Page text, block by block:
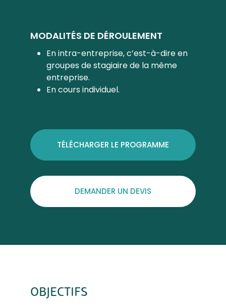
MODALITÉS DE DÉROULEMENT
En intra-entreprise, c’est-à-dire en
groupes de stagiaire de la même
entreprise.
En cours individuel.
TÉLÉCHARGER LE PROGRAMME
DEMANDER UN DEVIS
OBJECTIFS